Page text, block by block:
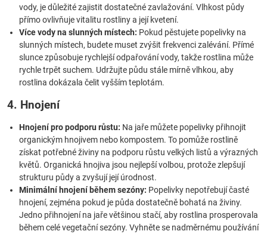
vody, je důležité zajistit dostatečné zavlažování. Vlhkost půdy
přímo ovlivňuje vitalitu rostliny a její kvetení.
Více vody na slunných místech: Pokud pěstujete popelivky na
slunných místech, budete muset zvýšit frekvenci zalévání. Přímé
slunce způsobuje rychlejší odpařování vody, takže rostlina může
rychle trpět suchem. Udržujte půdu stále mírně vlhkou, aby
rostlina dokázala čelit vyšším teplotám.
4. Hnojení
Hnojení pro podporu růstu: Na jaře můžete popelivky přihnojit
organickým hnojivem nebo kompostem. To pomůže rostlině
získat potřebné živiny na podporu růstu velkých listů a výrazných
květů. Organická hnojiva jsou nejlepší volbou, protože zlepšují
strukturu půdy a zvyšují její úrodnost.
Minimální hnojení během sezóny: Popelivky nepotřebují časté
hnojení, zejména pokud je půda dostatečně bohatá na živiny.
Jedno přihnojení na jaře většinou stačí, aby rostlina prosperovala
během celé vegetační sezóny. Vyhněte se nadměrnému používání